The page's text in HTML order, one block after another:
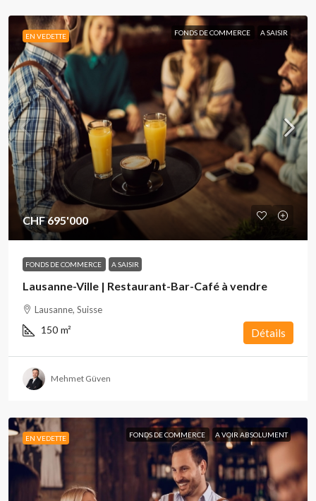
EN VEDETTE FONDS DE COMMERCE A SAISIR
CHF 695'000
FONDS DE COMMERCE A SAISIR
Lausanne-Ville | Restaurant-Bar-Café à vendre
Lausanne, Suisse
150 m² Détails
Mehmet Güven
EN VEDETTE FONDS DE COMMERCE A VOIR ABSOLUMENT